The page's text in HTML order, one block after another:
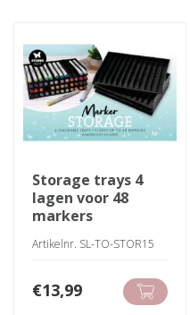
storage trays 4
lagen voor 48
markers
Artikelnr. SL-TO-STOR15
€13,99